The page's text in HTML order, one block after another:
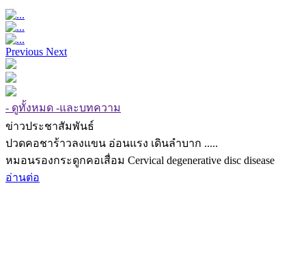
Previous Next
- ดูทั้งหมด -และบทความ
ข่าวประชาสัมพันธ์
ปวดคอชาร้าวลงแขน อ่อนแรง เดินลำบาก .....
หมอนรองกระดูกคอเสื่อม Cervical degenerative disc disease
อ่านต่อ